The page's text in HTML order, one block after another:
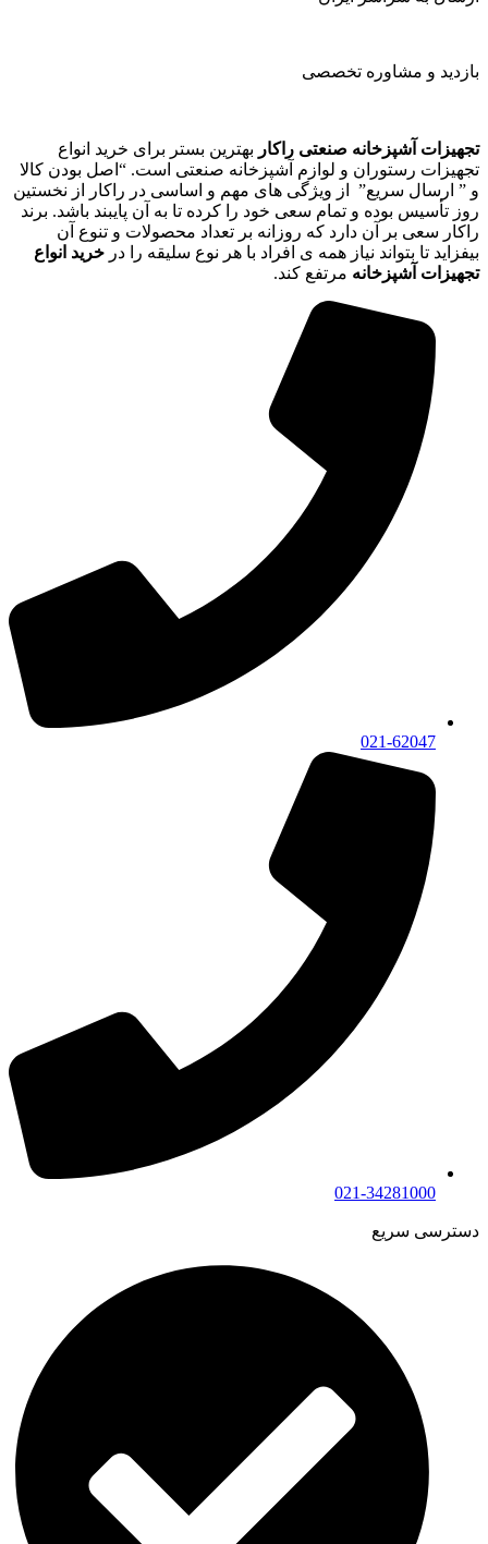
بازدید و مشاوره تخصصی
تجهیزات آشپزخانه صنعتی راکار بهترین بستر برای خرید انواع
تجهیزات رستوران و لوازم آشپزخانه صنعتی است. “اصل بودن کالا
و ” ارسال سریع” از ویژگی های مهم و اساسی در راکار از نخستین
روز تأسیس بوده و تمام سعی خود را کرده تا به آن پایبند باشد. برند
راکار سعی بر آن دارد که روزانه بر تعداد محصولات و تنوع آن
بیفزاید تا بتواند نیاز همه ی افراد با هر نوع سلیقه را در خرید انواع
تجهیزات آشپزخانه مرتفع کند.
021-62047
021-34281000
دسترسی سریع